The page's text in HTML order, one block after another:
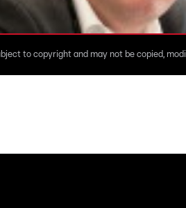
to copyright and may not be copied,